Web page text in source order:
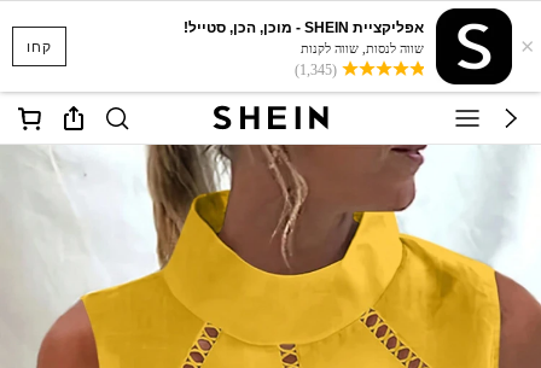
קחו ×
אפליקציית SHEIN - מוכן, הכן, סטייל!
שווה לנסות, שווה לקנות
(1,345)